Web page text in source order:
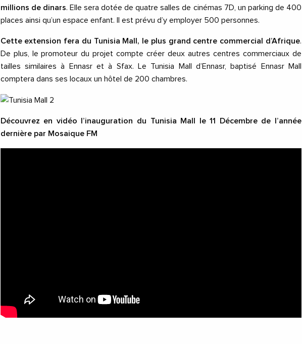
millions de dinars. Elle sera dotée de quatre salles de cinémas 7D, un parking de 400
places ainsi qu’un espace enfant. Il est prévu d’y employer 500 personnes.
Cette extension fera du Tunisia Mall, le plus grand centre commercial d’Afrique.
De plus, le promoteur du projet compte créer deux autres centres commerciaux de
tailles similaires à Ennasr et à Sfax. Le Tunisia Mall d’Ennasr, baptisé Ennasr Mall
comptera dans ses locaux un hôtel de 200 chambres.
Découvrez en vidéo l’inauguration du Tunisia Mall le 11 Décembre de l’année
dernière par Mosaique FM